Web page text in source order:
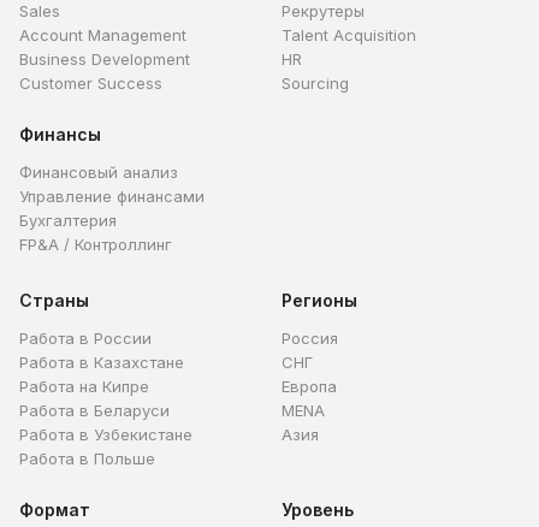
Sales
Account Management
Business Development
Customer Success
Рекрутеры
Talent Acquisition
HR
Sourcing
Финансы
Финансовый анализ
Управление финансами
Бухгалтерия
FP&A / Контроллинг
Страны
Работа в России
Работа в Казахстане
Работа на Кипре
Работа в Беларуси
Работа в Узбекистане
Работа в Польше
Регионы
Россия
СНГ
Европа
MENA
Азия
Формат Уровень